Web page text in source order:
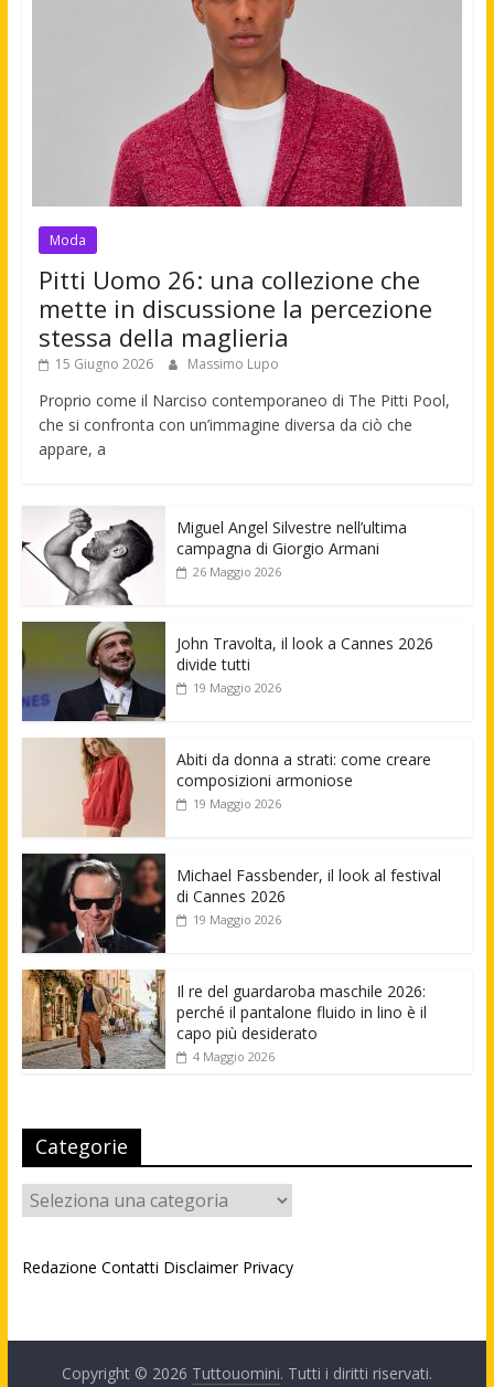
Moda
Pitti Uomo 26: una collezione che
mette in discussione la percezione
stessa della maglieria
15 Giugno 2026 Massimo Lupo
Proprio come il Narciso contemporaneo di The Pitti Pool,
che si confronta con un’immagine diversa da ciò che
appare, a
Miguel Angel Silvestre nell’ultima
campagna di Giorgio Armani
26 Maggio 2026
John Travolta, il look a Cannes 2026
divide tutti
19 Maggio 2026
Abiti da donna a strati: come creare
composizioni armoniose
19 Maggio 2026
Michael Fassbender, il look al festival
di Cannes 2026
19 Maggio 2026
Il re del guardaroba maschile 2026:
perché il pantalone fluido in lino è il
capo più desiderato
4 Maggio 2026
Categorie
Categorie
Redazione Contatti Disclaimer Privacy
Copyright © 2026 Tuttouomini. Tutti i diritti riservati.